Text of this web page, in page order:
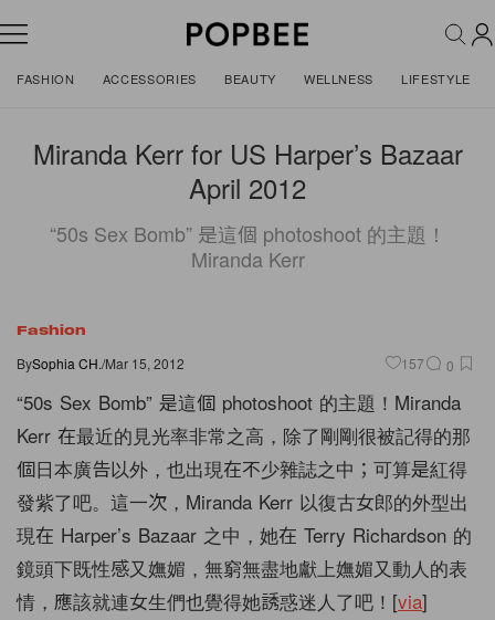
FASHION ACCESSORIES BEAUTY WELLNESS LIFESTYLE
Miranda Kerr for US Harper’s Bazaar
April 2012
“50s Sex Bomb” 是這個 photoshoot 的主題！
Miranda Kerr
Fashion
BySophia CH./Mar 15, 2012 157 0
“50s Sex Bomb” 是這個 photoshoot 的主題！Miranda
Kerr 在最近的見光率非常之高，除了剛剛很被記得的那
個日本廣告以外，也出現在不少雜誌之中；可算是紅得
發紫了吧。這一次，Miranda Kerr 以復古女郎的外型出
現在 Harper’s Bazaar 之中，她在 Terry Richardson 的
鏡頭下既性感又嫵媚，無窮無盡地獻上嫵媚又動人的表
情，應該就連女生們也覺得她誘惑迷人了吧！[via]